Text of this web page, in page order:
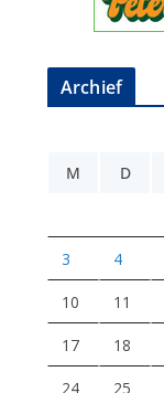
Archief
M
D
3 4
10 11
17 18
24 25